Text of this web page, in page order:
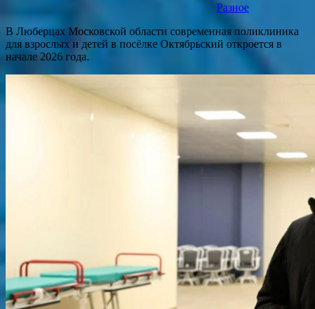
Разное
В Люберцах Московской области современная поликлиника
для взрослых и детей в посёлке Октябрьский откроется в
начале 2026 года.